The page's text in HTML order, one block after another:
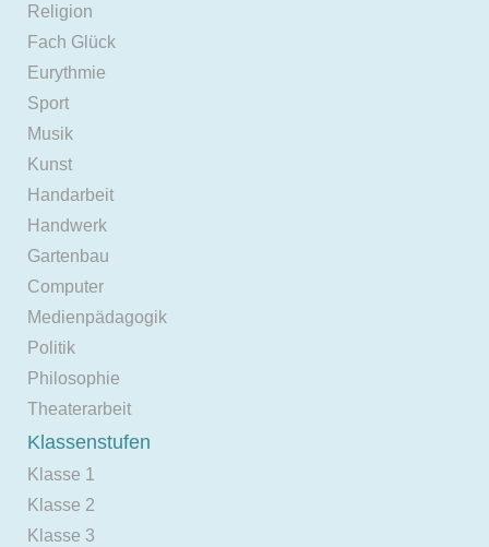
Religion
Fach Glück
Eurythmie
Sport
Musik
Kunst
Handarbeit
Handwerk
Gartenbau
Computer
Medienpädagogik
Politik
Philosophie
Theaterarbeit
Klassenstufen
Klasse 1
Klasse 2
Klasse 3